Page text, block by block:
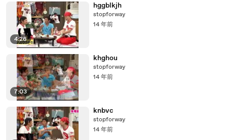
4:26
hggblkjh
stopforway
14 年前
7:03
khghou
stopforway
14 年前
knbvc
stopforway
14 年前